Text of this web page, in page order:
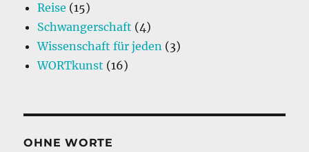
Reise (15)
Schwangerschaft (4)
Wissenschaft für jeden (3)
WORTkunst (16)
OHNE WORTE